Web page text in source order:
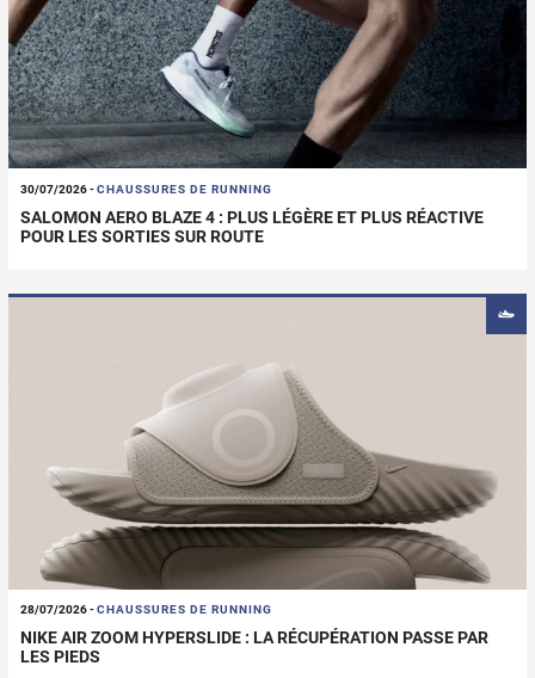
30/07/2026-CHAUSSURES DE RUNNING
SALOMON AERO BLAZE 4 : PLUS LÉGÈRE ET PLUS RÉACTIVE
POUR LES SORTIES SUR ROUTE
28/07/2026-CHAUSSURES DE RUNNING
NIKE AIR ZOOM HYPERSLIDE : LA RÉCUPÉRATION PASSE PAR
LES PIEDS